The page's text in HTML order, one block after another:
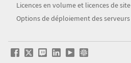
Licences en volume et licences de site
Options de déploiement des serveurs